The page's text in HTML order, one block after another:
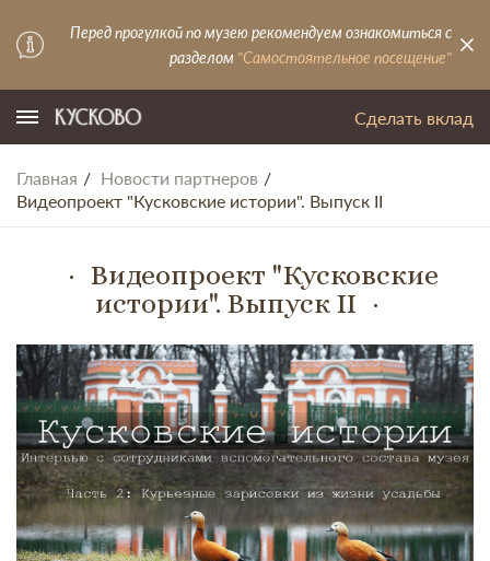
Перед прогулкой по музею рекомендуем ознакомиться с
разделом "Самостоятельное посещение"
Сделать вклад
Главная
Новости партнеров
Видеопроект "Кусковские истории". Выпуск II
Видеопроект "Кусковские
истории". Выпуск II